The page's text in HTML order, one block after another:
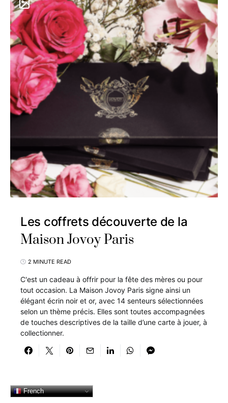
Les coffrets découverte de la
Maison Jovoy Paris
2 MINUTE READ
C'est un cadeau à offrir pour la fête des mères ou pour
tout occasion. La Maison Jovoy Paris signe ainsi un
élégant écrin noir et or, avec 14 senteurs sélectionnées
selon un thème précis. Elles sont toutes accompagnées
de touches descriptives de la taille d’une carte à jouer, à
collectionner.
French